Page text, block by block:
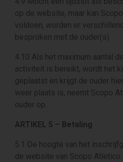
op de website, maar kan
voldoen, worden er
besproken met de ouder(s).
4.10 Als het maximum aantal
activiteit is bereikt, wordt het
geplaatst en krijgt de ouder
weer plaats is, neemt Scopo
ouder op.
ARTIKEL 5 – Betaling
5.1 De hoogte van het
de website van Scopo